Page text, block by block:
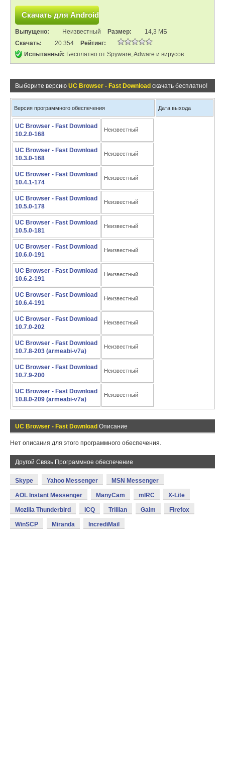
Выпущено: Неизвестный Размер:
14,3 МБ
Скачать:
20 354
Рейтинг:
Испытанный: Бесплатно от Spyware, Adware и вирусов
Выберите версию UC Browser - Fast Download скачать бесплатно!
Версия программного обеспечения Дата выхода
UC Browser - Fast Download
10.2.0-168
Неизвестный
UC Browser - Fast Download
10.3.0-168
Неизвестный
UC Browser - Fast Download
10.4.1-174
Неизвестный
UC Browser - Fast Download
10.5.0-178
Неизвестный
UC Browser - Fast Download
10.5.0-181
Неизвестный
UC Browser - Fast Download
10.6.0-191
Неизвестный
UC Browser - Fast Download
10.6.2-191
Неизвестный
UC Browser - Fast Download
10.6.4-191
Неизвестный
UC Browser - Fast Download
10.7.0-202
Неизвестный
UC Browser - Fast Download
10.7.8-203 (armeabi-v7a)
Неизвестный
UC Browser - Fast Download
10.7.9-200
Неизвестный
UC Browser - Fast Download
10.8.0-209 (armeabi-v7a)
Неизвестный
UC Browser - Fast Download Описание
Нет описания для этого программного обеспечения.
Другой Связь Программное обеспечение
Skype Yahoo Messenger MSN Messenger
AOL Instant Messenger ManyCam mIRC X-Lite
Mozilla Thunderbird ICQ Trillian Gaim Firefox
WinSCP Miranda IncrediMail